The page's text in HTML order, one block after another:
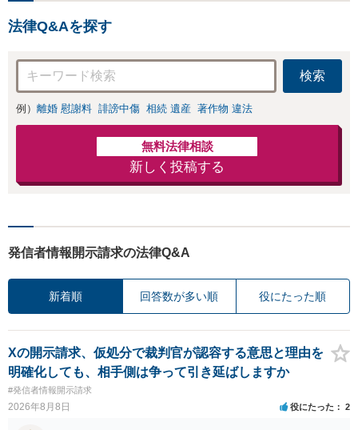
応可：開示請求の
意見照会が来たと
きの対処法、被害
者との示談交渉
法律Q&Aを探す
検索
例） 離婚 慰謝料 誹謗中傷 相続 遺産 著作物 違法
無料法律相談
新しく投稿する
発信者情報開示請求の法律Q&A
新着順 回答数が多い順 役にたった順
Xの開示請求、仮処分で裁判官が認容する意思と理由を
明確化しても、相手側は争って引き延ばしますか
#発信者情報開示請求
2026年8月8日 役にたった 2